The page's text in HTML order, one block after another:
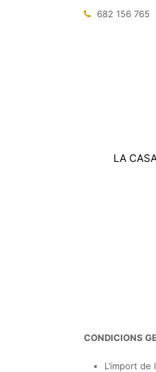
682 156 765
LA
CONDICIONS
L’import